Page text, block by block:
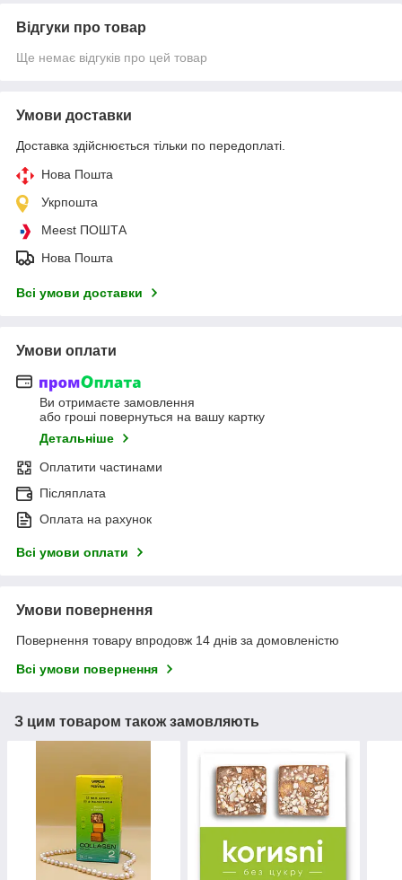
Відгуки про товар
Ще немає відгуків про цей товар
Умови доставки
Доставка здійснюється тільки по передоплаті.
Нова Пошта
Укрпошта
Meest ПОШТА
Нова Пошта
Всі умови доставки
Умови оплати
Ви отримаєте замовлення
або гроші повернуться на вашу картку
Детальніше
Оплатити частинами
Післяплата
Оплата на рахунок
Всі умови оплати
Умови повернення
Повернення товару впродовж 14 днів за домовленістю
Всі умови повернення
З цим товаром також замовляють